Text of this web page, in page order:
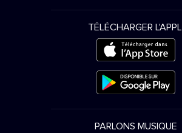
TÉLÉCHARGER L'APPLI
PARLONS MUSIQUE